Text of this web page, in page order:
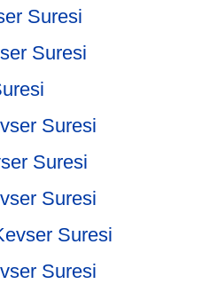
Suresi
Suresi
Suresi
Suresi
Suresi
Suresi
Suresi